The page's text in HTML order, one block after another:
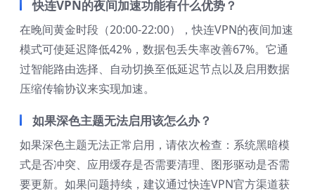
快连VPN的夜间加速功能有什么优势？
在晚间黄金时段（20:00-22:00），快连VPN的夜间加速
模式可使延迟降低42%，数据包丢失率改善67%。它通
过智能路由选择、自动切换至低延迟节点以及启用数据
压缩传输协议来实现加速。
如果深色主题无法启用该怎么办？
如果深色主题无法正常启用，请依次检查：系统黑暗模
式是否冲突、应用缓存是否需要清理、图形驱动是否需
要更新。如果问题持续，建议通过快连VPN官方渠道获